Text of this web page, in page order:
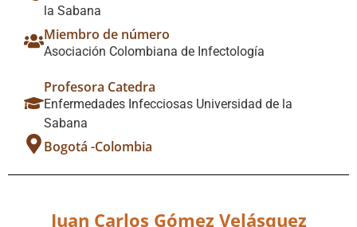
la Sabana
Miembro de número
Asociación Colombiana de Infectología
Profesora Catedra
Enfermedades Infecciosas Universidad de la
Sabana
Bogotá -Colombia
Juan Carlos Gómez Velásquez